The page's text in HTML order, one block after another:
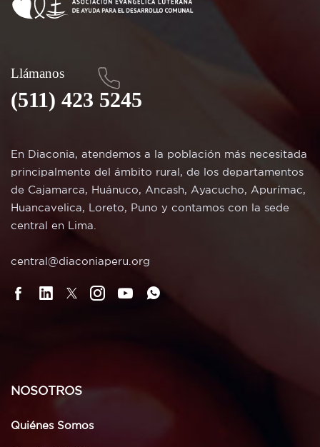
Llámanos
(511) 423 5245
En Diaconia, atendemos a la población más necesitada
principalmente del ámbito rural, de los departamentos
de Cajamarca, Huánuco, Ancash, Ayacucho, Apurímac,
Huancavelica, Loreto, Puno y contamos con la sede
central en Lima.
central@diaconiaperu.org
NOSOTROS
Quiénes Somos